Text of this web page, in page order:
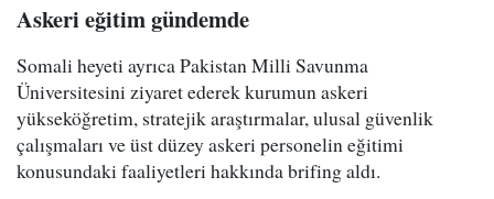
Askeri eğitim gündemde
Somali heyeti ayrıca Pakistan Milli Savunma
Üniversitesini ziyaret ederek kurumun askeri
yükseköğretim, stratejik araştırmalar, ulusal güvenlik
çalışmaları ve üst düzey askeri personelin eğitimi
konusundaki faaliyetleri hakkında brifing aldı.